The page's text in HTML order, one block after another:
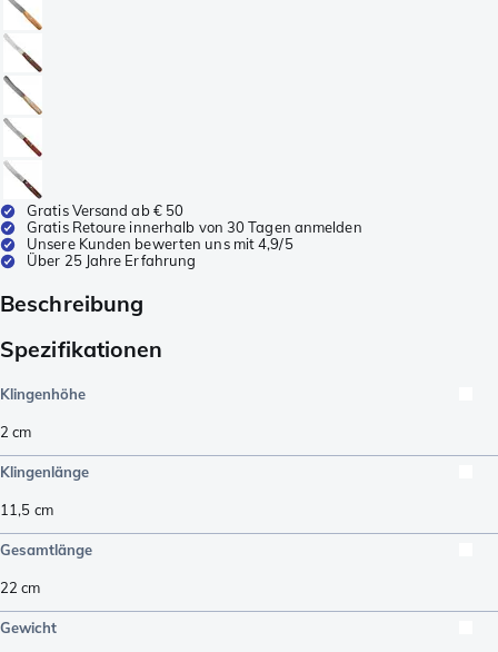
Gratis Versand ab € 50
Gratis Retoure innerhalb von 30 Tagen anmelden
Unsere Kunden bewerten uns mit 4,9/5
Über 25 Jahre Erfahrung
Beschreibung
Spezifikationen
Klingenhöhe
2 cm
Klingenlänge
11,5 cm
Gesamtlänge
22 cm
Gewicht